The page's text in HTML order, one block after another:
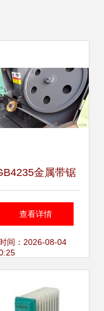
金属带锯
卧式双立柱液压
计的精密裁切之
查看详情
间：2026-08-04